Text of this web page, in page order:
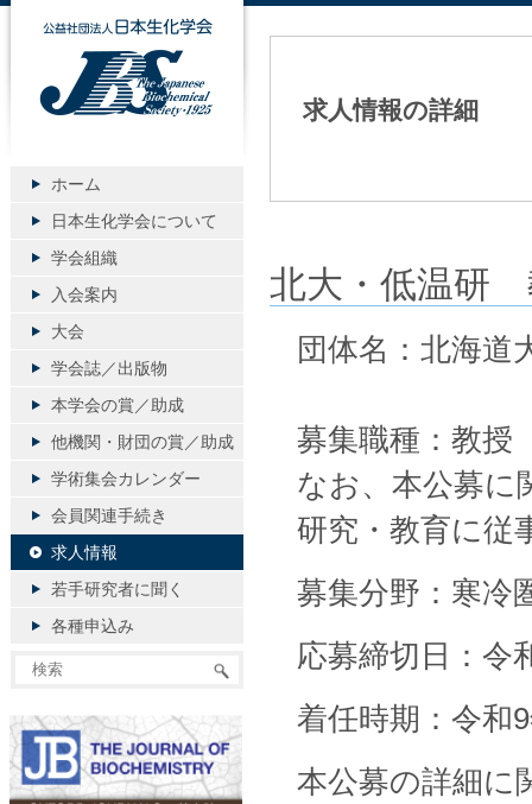
求人情報の詳細
北大・低温研
団体名：北海
募集職種：教授
なお、本公募に
研究・教育に従
募集分野：寒冷
応募締切日：令
着任時期：令和
本公募の詳細に
公益社団法人日本生化学会
ホーム
日本生化学会について
学会組織
入会案内
大会
学会誌／出版物
本学会の賞／助成
他機関・財団の賞／助成
学術集会カレンダー
会員関連手続き
求人情報
若手研究者に聞く
各種申込み